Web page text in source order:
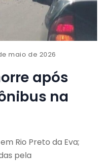
maio de 2026
após
na
Rio Preto da Eva;
pela